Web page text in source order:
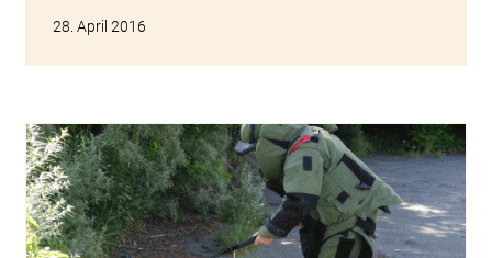
28. April 2016